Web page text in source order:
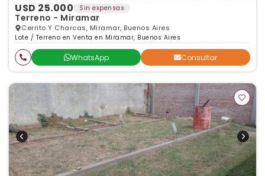
USD 25.000 Sin expensas
Terreno - Miramar
Cerrito Y Charcas, Miramar, Buenos Aires
Lote / Terreno en Venta en Miramar, Buenos Aires
WhatsApp Consultar